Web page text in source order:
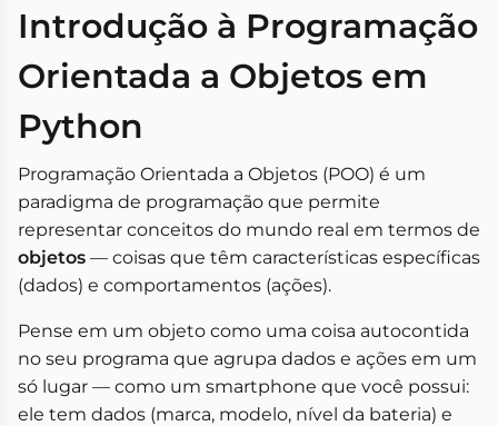
Introdução à Programação
Orientada a Objetos em
Python
Programação Orientada a Objetos (POO) é um
paradigma de programação que permite
representar conceitos do mundo real em termos de
objetos — coisas que têm características específicas
(dados) e comportamentos (ações).
Pense em um objeto como uma coisa autocontida
no seu programa que agrupa dados e ações em um
só lugar — como um smartphone que você possui:
ele tem dados (marca, modelo, nível da bateria) e